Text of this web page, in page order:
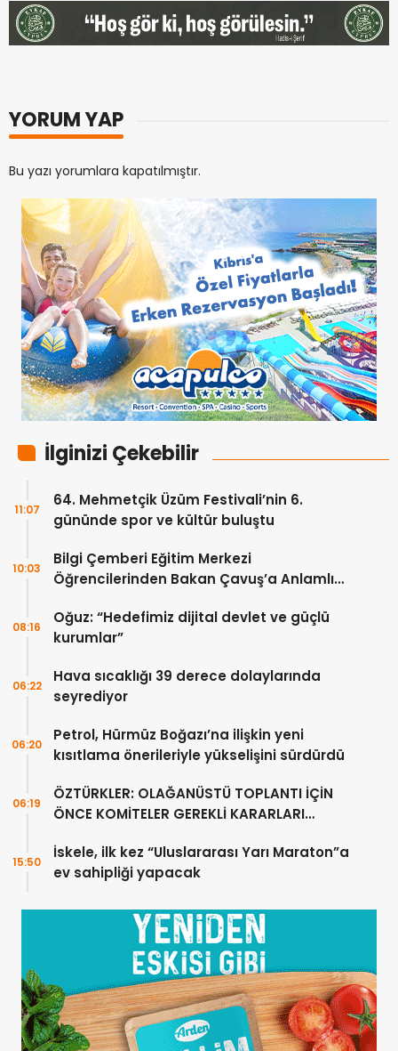
YORUM YAP
Bu yazı yorumlara kapatılmıştır.
İlginizi Çekebilir
64. Mehmetçik Üzüm Festivali’nin 6.
gününde spor ve kültür buluştu
11:07
Bilgi Çemberi Eğitim Merkezi
Öğrencilerinden Bakan Çavuş’a Anlamlı
10:03
Oğuz: “Hedefimiz dijital devlet ve güçlü
kurumlar”
08:16
Hava sıcaklığı 39 derece dolaylarında
seyrediyor
06:22
Petrol, Hürmüz Boğazı’na ilişkin yeni
kısıtlama önerileriyle yükselişini sürdürdü
06:20
ÖZTÜRKLER: OLAĞANÜSTÜ TOPLANTI İÇİN
ÖNCE KOMİTELER GEREKLİ KARARLARI
06:19
İskele, ilk kez “Uluslararası Yarı Maraton”a
ev sahipliği yapacak
15:50